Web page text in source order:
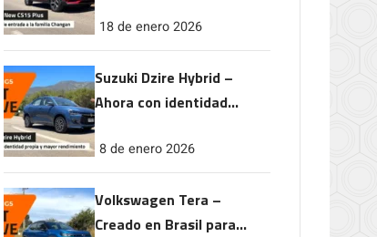
18 de enero 2026
Suzuki Dzire Hybrid –
Ahora con identidad
rendimiento
8 de enero 2026
Volkswagen Tera –
Creado en Brasil para